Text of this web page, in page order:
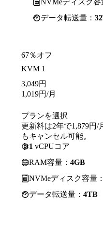
NVMeディスク容
データ転送量：
67％オフ
KVM 1
3,049円
1,019円/月
プランを選択
更新料は2年で1,879円/
もキャンセル可能。
1 vCPUコア
RAM容量： 4GB
NVMeディスク容量：
データ転送量： 4TB